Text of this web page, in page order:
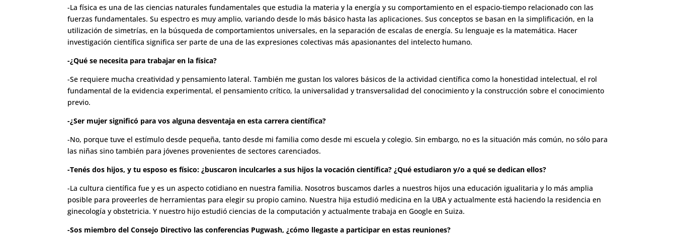
-La física es una de las ciencias naturales fundamentales que estudia la materia y la energía y su comportamiento en el espacio-tiempo relacionado con las
fuerzas fundamentales. Su espectro es muy amplio, variando desde lo más básico hasta las aplicaciones. Sus conceptos se basan en la simplificación, en la
utilización de simetrías, en la búsqueda de comportamientos universales, en la separación de escalas de energía. Su lenguaje es la matemática. Hacer
investigación científica significa ser parte de una de las expresiones colectivas más apasionantes del intelecto humano.
-¿Qué se necesita para trabajar en la física?
-Se requiere mucha creatividad y pensamiento lateral. También me gustan los valores básicos de la actividad científica como la honestidad intelectual, el rol
fundamental de la evidencia experimental, el pensamiento crítico, la universalidad y transversalidad del conocimiento y la construcción sobre el conocimiento
previo.
-¿Ser mujer significó para vos alguna desventaja en esta carrera científica?
-No, porque tuve el estímulo desde pequeña, tanto desde mi familia como desde mi escuela y colegio. Sin embargo, no es la situación más común, no sólo para
las niñas sino también para jóvenes provenientes de sectores carenciados.
-Tenés dos hijos, y tu esposo es físico: ¿buscaron inculcarles a sus hijos la vocación científica? ¿Qué estudiaron y/o a qué se dedican ellos?
-La cultura científica fue y es un aspecto cotidiano en nuestra familia. Nosotros buscamos darles a nuestros hijos una educación igualitaria y lo más amplia
posible para proveerles de herramientas para elegir su propio camino. Nuestra hija estudió medicina en la UBA y actualmente está haciendo la residencia en
ginecología y obstetricia. Y nuestro hijo estudió ciencias de la computación y actualmente trabaja en Google en Suiza.
-Sos miembro del Consejo Directivo las conferencias Pugwash, ¿cómo llegaste a participar en estas reuniones?